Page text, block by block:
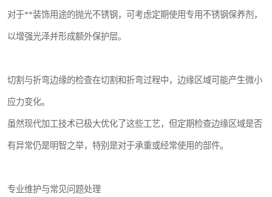
对于**装饰用途的抛光不锈钢，可考虑定期使用专用不锈钢保养剂，
以增强光泽并形成额外保护层。
切割与折弯边缘的检查在切割和折弯过程中，边缘区域可能产生微小
应力变化。
虽然现代加工技术已极大优化了这些工艺，但定期检查边缘区域是否
有异常仍是明智之举，特别是对于承重或经常使用的部件。
专业维护与常见问题处理